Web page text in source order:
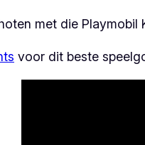
met die
voor dit beste